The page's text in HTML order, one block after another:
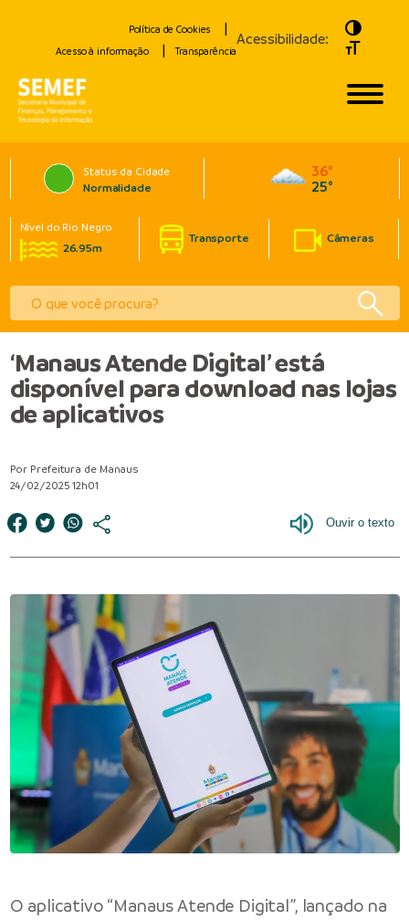
Política de Cookies
Acesso à informação
Transparência
Acessibilidade:
Toggle
Toggle
Status da Cidade
Normalidade
36°
25°
Nível do Rio Negro
26.95m
Transporte Câmeras
‘Manaus Atende Digital’ está
disponível para download nas lojas
de aplicativos
Por Prefeitura de Manaus
24/02/2025 12h01
O aplicativo “Manaus Atende Digital”, lançado na